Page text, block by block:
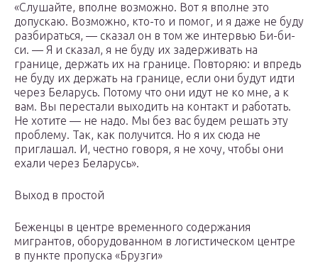
«Слушайте, вполне возможно. Вот я вполне это
допускаю. Возможно, кто-то и помог, и я даже не буду
разбираться, — сказал он в том же интервью Би-би-
си. — Я и сказал, я не буду их задерживать на
границе, держать их на границе. Повторяю: и впредь
не буду их держать на границе, если они будут идти
через Беларусь. Потому что они идут не ко мне, а к
вам. Вы перестали выходить на контакт и работать.
Не хотите — не надо. Мы без вас будем решать эту
проблему. Так, как получится. Но я их сюда не
приглашал. И, честно говоря, я не хочу, чтобы они
ехали через Беларусь».
Выход в простой
Беженцы в центре временного содержания
мигрантов, оборудованном в логистическом центре
в пункте пропуска «Брузги»